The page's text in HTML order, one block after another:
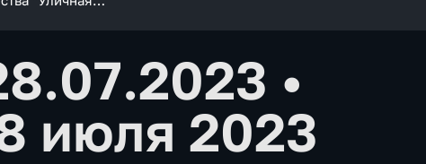
•
июля 2023